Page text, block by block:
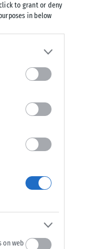
to grant or deny
in below
web